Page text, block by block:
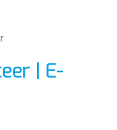
| E-